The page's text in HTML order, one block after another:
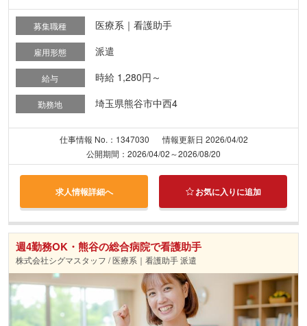
募集職種 医療系｜看護助手
雇用形態 派遣
給与 時給 1,280円～
勤務地 埼玉県熊谷市中西4
仕事情報 No.：1347030
情報更新日 2026/04/02
公開期間：2026/04/02～2026/08/20
求人情報詳細へ お気に入りに追加
週4勤務OK・熊谷の総合病院で看護助手
株式会社シグマスタッフ / 医療系｜看護助手 派遣